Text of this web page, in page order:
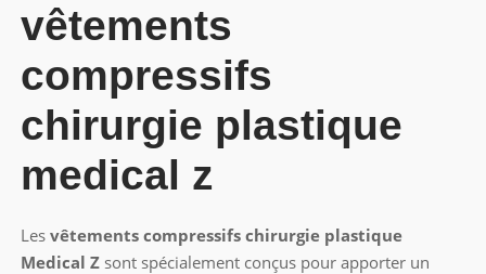
vêtements
compressifs
chirurgie plastique
medical z
Les vêtements compressifs chirurgie plastique
Medical Zsont spécialement conçus pour apporter un